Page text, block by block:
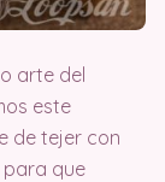
arte del
este
de tejer con
para que